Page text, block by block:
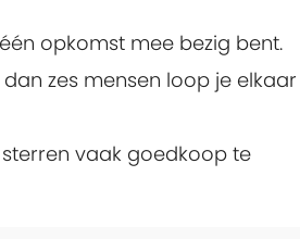
opkomst mee bezig bent.
zes mensen loop je
vaak goedkoop te